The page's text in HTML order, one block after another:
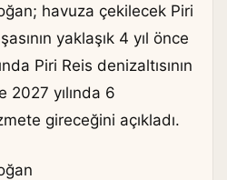
havuza çekilecek Piri
yaklaşık 4 yıl önce
Piri Reis denizaltısının
2027 yılında 6
gireceğini açıkladı.